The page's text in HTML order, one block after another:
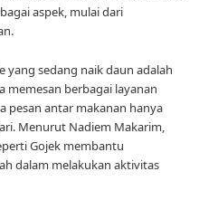
aspek, mulai dari
yang sedang naik daun adalah
memesan berbagai layanan
pesan antar makanan hanya
Menurut Nadiem Makarim,
Gojek membantu
dalam melakukan aktivitas